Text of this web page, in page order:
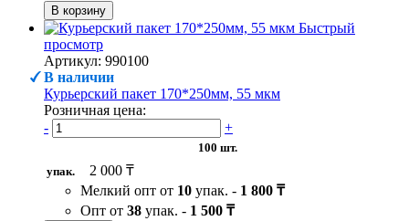
В корзину
Быстрый
просмотр
Артикул: 990100
В наличии
Курьерский пакет 170*250мм, 55 мкм
Розничная цена:
-
+
100 шт.
упак.
2 000 ₸
Мелкий опт от 10 упак. - 1 800 ₸
Опт от 38 упак. - 1 500 ₸